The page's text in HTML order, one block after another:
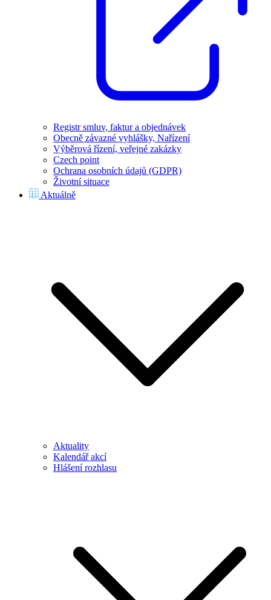
Registr smluv, faktur a objednávek
Obecně závazné vyhlášky, Nařízení
Výběrová řízení, veřejné zakázky
Czech point
Ochrana osobních údajů (GDPR)
Životní situace
Aktuálně
Aktuality
Kalendář akcí
Hlášení rozhlasu